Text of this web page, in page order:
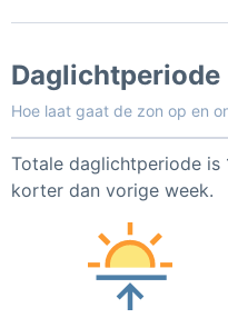
Daglichtperiode
Hoe laat gaat de zon op en
Totale daglichtperiode is
korter dan vorige week.